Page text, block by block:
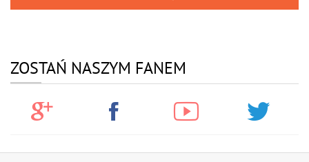
ZOSTAŃ NASZYM FANEM